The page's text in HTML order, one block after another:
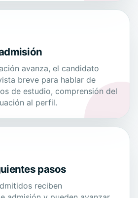
avanza, el candidato
breve para hablar de
de estudio, comprensión del
al perfil.
pasos
reciben